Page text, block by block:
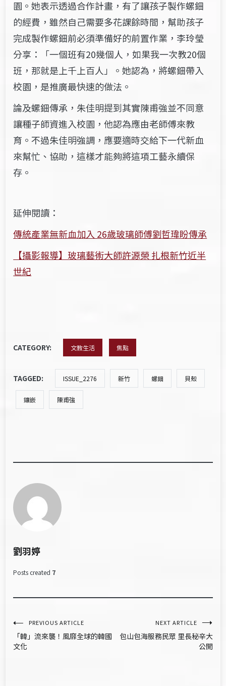
園。她表示透過合作計畫，有了讓孩子製作螺鈿
的經費，雖然自己需要多花課餘時間，幫助孩子
完成製作螺鈿前必須準備好的前置作業，李玲瑩
分享：「一個班有20幾個人，如果我一次教20個
班，那就是上千上百人」。她認為，將螺鈿帶入
校園，是推廣最快速的做法。
論及螺鈿傳承，朱佳明提到其實陳甫強並不同意
讓種子師資進入校園，他認為應由老師傅來教
育。不過朱佳明強調，應要適時交給下一代新血
來幫忙、協助，這樣才能夠將這項工藝永續保
存。
延伸閱讀：
傳統產業無新血加入 26歲玻璃師傅劉哲瑋盼傳承
【攝影報導】玻璃藝術大師許源榮 扎根新竹近半
世紀
CATEGORY: 文教生活 焦點
TAGGED: ISSUE_2276 新竹 螺鈿 貝殼
鑲嵌 陳甫強
劉羽婷
Posts created 7
文
章
PREVIOUS ARTICLE
「韓」流來襲！風靡全球的韓國
文化
NEXT ARTICLE
包山包海服務民眾 里長秘辛大
公開